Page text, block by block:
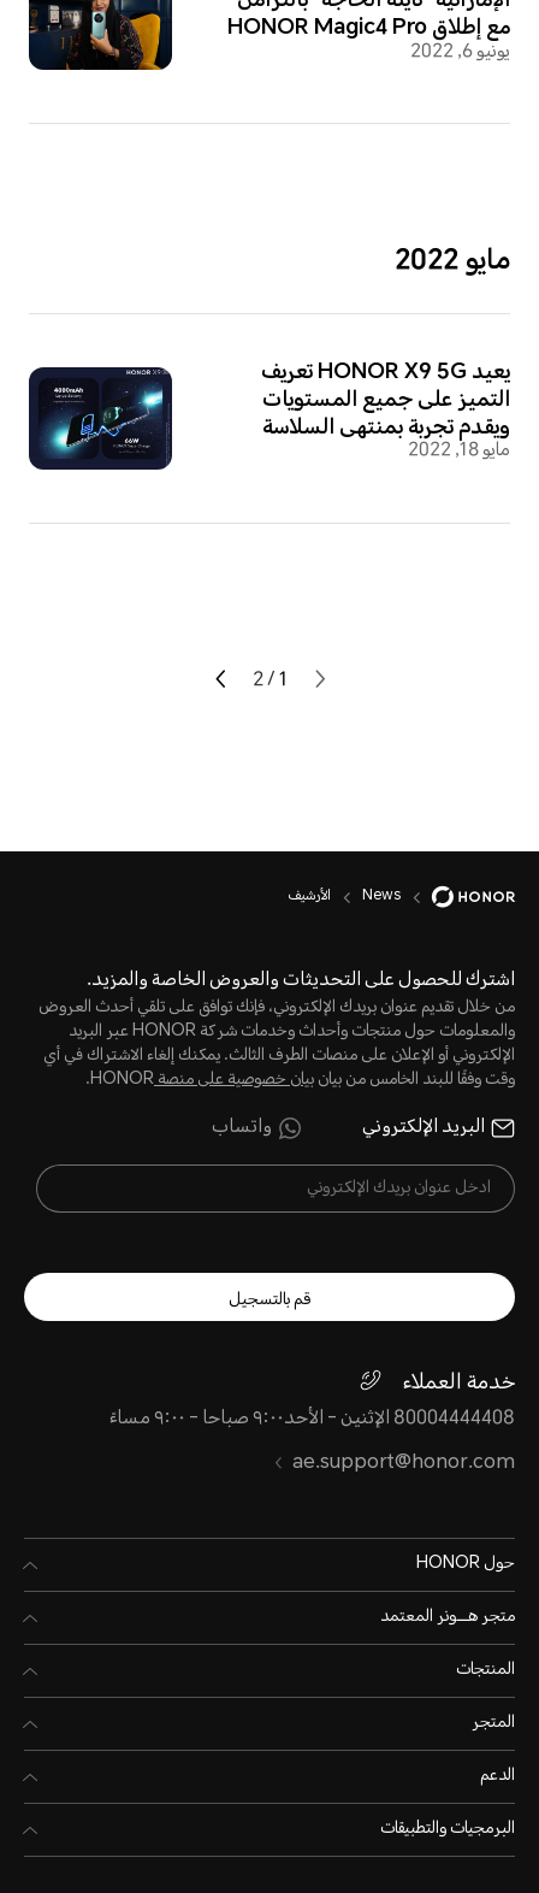
مع إطلاق HONOR Magic4 Pro
يونيو 6, 2022
مايو 2022
يعيد HONOR X9 5G تعريف
التميز على جميع المستويات
ويقدم تجربة بمنتهى السلاسة
مايو 18, 2022
1
/
2
News الأرشيف
اشترك للحصول على التحديثات والعروض الخاصة والمزيد.
من خلال تقديم عنوان بريدك الإلكتروني، فإنك توافق على تلقي أحدث العروض
والمعلومات حول منتجات وأحداث وخدمات شركة HONOR عبر البريد
الإلكتروني أو الإعلان على منصات الطرف الثالث. يمكنك إلغاء الاشتراك في أي
وقت وفقًا للبند الخامس من بيانبيان خصوصية على منصةHONOR.
البريد الإلكتروني واتساب
قم بالتسجيل
خدمة العملاء
80004444408 الإثنين - الأحد٩:٠٠ صباحا - ٩:٠٠ مساءً
ae.support@honor.com
حول HONOR
متجر هـــونر المعتمد
المنتجات
المتجر
الدعم
البرمجيات والتطبيقات